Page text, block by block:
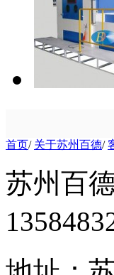
首页/ 关于苏州百德/
苏州百